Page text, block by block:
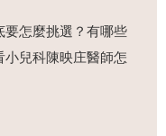
怎麼挑選？有哪些
兒科陳映庄醫師怎